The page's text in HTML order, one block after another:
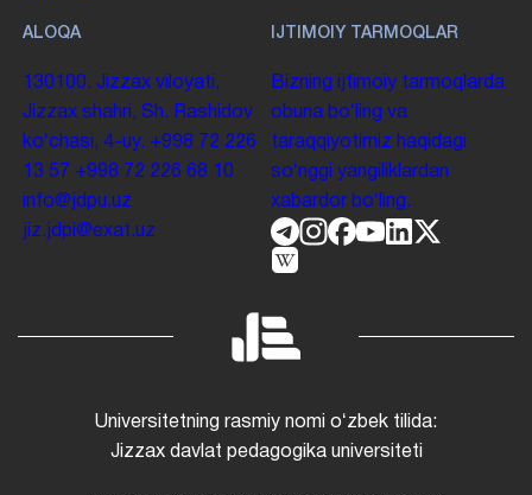
ALOQA
130100. Jizzax viloyati,
Jizzax shahri, Sh. Rashidov
koʻchasi, 4-uy. +998 72 226
13 57 +998 72 226 68 10
info@jdpu.uz
jiz.jdpi@exat.uz
IJTIMOIY TARMOQLAR
Bizning ijtimoiy tarmoqlarda
obuna boʻling va
taraqqiyotimiz haqidagi
soʻnggi yangiliklardan
xabardor boʻling.
Universitetning rasmiy nomi oʻzbek tilida:
Jizzax davlat pedagogika universiteti